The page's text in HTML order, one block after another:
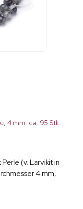
4 mm. ca. 95 Stk.
(v. Larvikit in
4 mm,